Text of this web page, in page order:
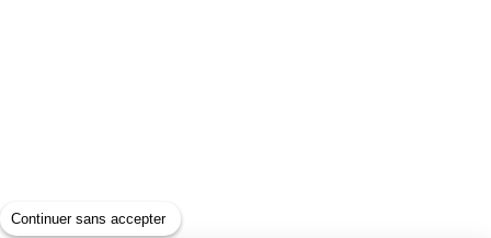
Continuer sans accepter